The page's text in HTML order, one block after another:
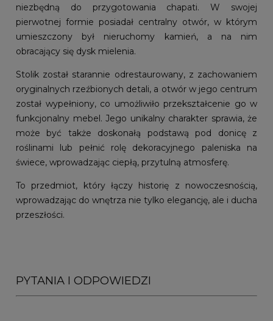
niezbędną do przygotowania chapati. W swojej
pierwotnej formie posiadał centralny otwór, w którym
umieszczony był nieruchomy kamień, a na nim
obracający się dysk mielenia.
Stolik został starannie odrestaurowany, z zachowaniem
oryginalnych rzeźbionych detali, a otwór w jego centrum
został wypełniony, co umożliwiło przekształcenie go w
funkcjonalny mebel. Jego unikalny charakter sprawia, że
może być także doskonałą podstawą pod donicę z
roślinami lub pełnić rolę dekoracyjnego paleniska na
świece, wprowadzając ciepłą, przytulną atmosferę.
To przedmiot, który łączy historię z nowoczesnością,
wprowadzając do wnętrza nie tylko elegancję, ale i ducha
przeszłości.
PYTANIA I ODPOWIEDZI